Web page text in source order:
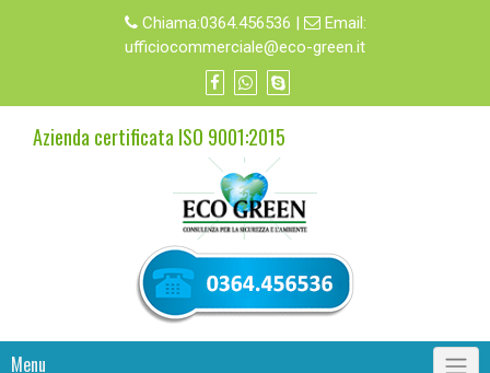
Chiama:0364.456536 |
Email:
ufficiocommerciale@eco-green.it
Azienda certificata ISO 9001:2015
Menu